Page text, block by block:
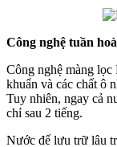
Công nghệ tuần
Công nghệ màng
khuẩn và các chất ô
Tuy nhiên, ngay cả
chỉ sau 2 tiếng.
Nước để lưu trữ lâu